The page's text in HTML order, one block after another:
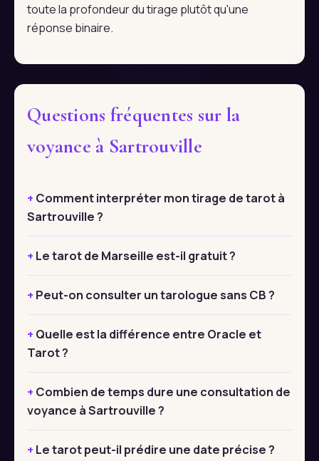
toute la profondeur du tirage plutôt qu'une
réponse binaire.
Questions fréquentes sur la
voyance à Sartrouville
Comment interpréter mon tirage de tarot à
Sartrouville ?
Le tarot de Marseille est-il gratuit ?
Peut-on consulter un tarologue sans CB ?
Quelle est la différence entre Oracle et
Tarot ?
Combien de temps dure une consultation de
voyance à Sartrouville ?
Le tarot peut-il prédire une date précise ?